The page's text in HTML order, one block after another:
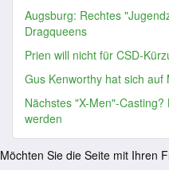
Augsburg: Rechtes
Dragqueens
Prien will nicht für CSD-
Gus Kenworthy hat sich auf
Nächstes "X-Men"-
werden
Möchten Sie die Seite mit Ihren